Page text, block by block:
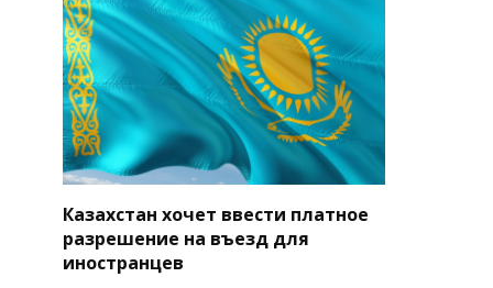
Казахстан хочет ввести платное
разрешение на въезд для
иностранцев